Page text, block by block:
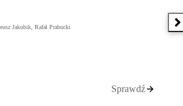
Jakubik, Rafał Prabucki
Sprawdź